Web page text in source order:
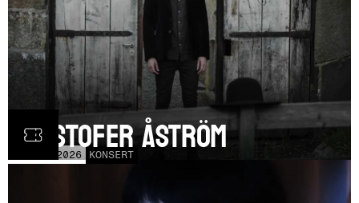
2026 KONSERT
Kristofer Åström